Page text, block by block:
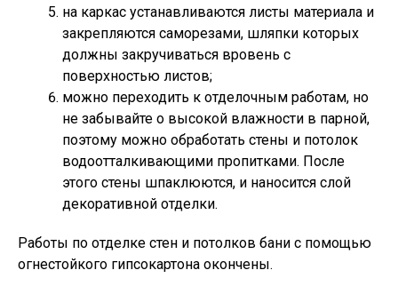
на каркас устанавливаются листы материала и
закрепляются саморезами, шляпки которых
должны закручиваться вровень с
поверхностью листов;
можно переходить к отделочным работам, но
не забывайте о высокой влажности в парной,
поэтому можно обработать стены и потолок
водоотталкивающими пропитками. После
этого стены шпаклюются, и наносится слой
декоративной отделки.
Работы по отделке стен и потолков бани с помощью
огнестойкого гипсокартона окончены.